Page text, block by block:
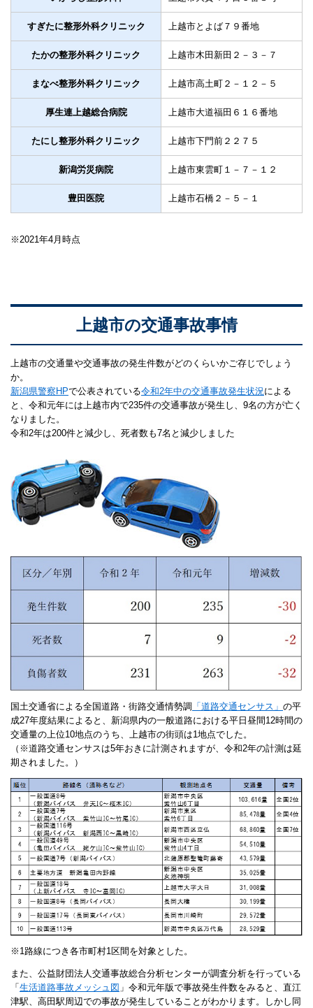
すぎたに整形外科クリニック 上越市とよば７９番地
たかの整形外科クリニック 上越市木田新田２－３－７
まなべ整形外科クリニック 上越市高土町２－１２－５
厚生連上越総合病院 上越市大道福田６１６番地
たにし整形外科クリニック 上越市下門前２２７５
新潟労災病院 上越市東雲町１－７－１２
豊田医院 上越市石橋２－５－１
※2021年4月時点
上越市の交通事故事情
上越市の交通量や交通事故の発生件数がどのくらいかご存じでしょう
か。
新潟県警察HPで公表されている令和2年中の交通事故発生状況 による
と、令和元年には上越市内で235件の交通事故が発生し、9名の方が亡く
なりました。
令和2年は200件と減少し、死者数も7名と減少しました
国土交通省による全国道路・街路交通情勢調 「道路交通センサス」 の平
成27年度結果によると、新潟県内の一般道路における平日昼間12時間の
交通量の上位10地点のうち、上越市の街頭は1地点でした。
（※道路交通センサスは5年おきに計測されますが、令和2年の計測は延
期されました。）
※1路線につき各市町村1区間を対象とした。
また、公益財団法人交通事故総合分析センターが調査分析を行っている
「 生活道路事故メッシュ図 」令和元年版で事故発生件数をみると、直江
津駅、高田駅周辺での事故が発生していることがわかります。しかし同